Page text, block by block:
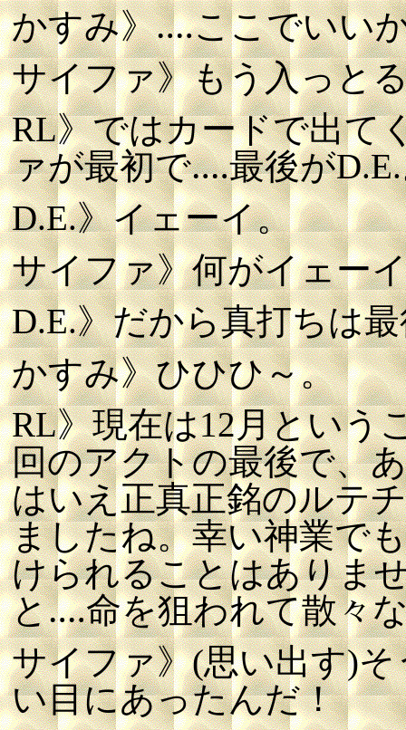
かすみ》‥‥ここでいい
サイファ》もう入っと
RL》ではカードで出て
ァが最初で‥‥最後が
D.E.》イェーイ。
サイファ》何がイェー
D.E.》だから真打ちは
かすみ》ひひひ～。
RL》現在は12月という
回のアクトの最後で、
はいえ正真正銘のルテ
ましたね。幸い神業で
けられることはありま
と‥‥命を狙われて散々
サイファ》(思い出す)
い目にあったんだ！